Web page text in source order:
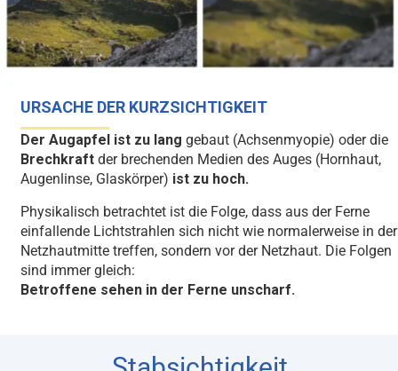
URSACHE DER KURZSICHTIGKEIT
Der Augapfel ist zu lang gebaut (Achsenmyopie) oder die
Brechkraft der brechenden Medien des Auges (Hornhaut,
Augenlinse, Glaskörper) ist zu hoch.
Physikalisch betrachtet ist die Folge, dass aus der Ferne
einfallende Lichtstrahlen sich nicht wie normalerweise in der
Netzhautmitte treffen, sondern vor der Netzhaut. Die Folgen
sind immer gleich:
Betroffene sehen in der Ferne unscharf.